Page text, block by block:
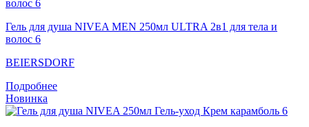
Гель для душа NIVEA MEN 250мл ULTRA 2в1 для тела и
волос 6
BEIERSDORF
Подробнее
Новинка